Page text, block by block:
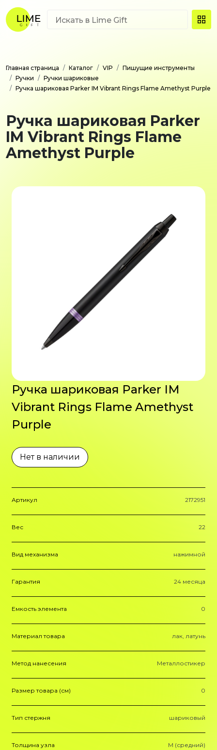
Главная страница Каталог VIP
Пишущие инструменты
Ручки
Ручки шариковые
Ручка шариковая Parker IM Vibrant Rings Flame Amethyst Purple
Ручка шариковая Parker
IM Vibrant Rings Flame
Amethyst Purple
Ручка шариковая Parker IM
Vibrant Rings Flame Amethyst
Purple
Нет в наличии
Артикул 2172951
Вес 22
Вид механизма нажимной
Гарантия 24 месяца
Емкость элемента 0
Материал товара лак, латунь
Метод нанесения Металлостикер
Размер товара (см) 0
Тип стержня шариковый
Толщина узла M (средний)